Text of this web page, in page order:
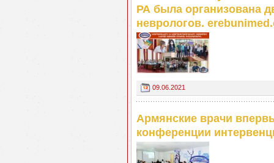
РА была организована
неврологов.
09.06.2021
Армянские врачи
конференции